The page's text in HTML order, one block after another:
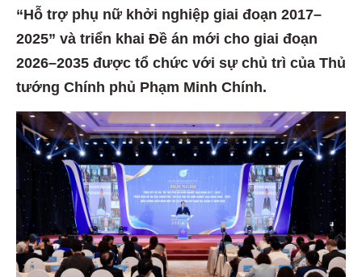
“Hỗ trợ phụ nữ khởi nghiệp giai đoạn 2017–
2025” và triển khai Đề án mới cho giai đoạn
2026–2035 được tổ chức với sự chủ trì của Thủ
tướng Chính phủ Phạm Minh Chính.